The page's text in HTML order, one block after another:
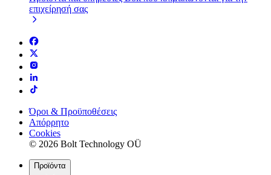
επιχείρησή σας
Όροι & Προϋποθέσεις
Απόρρητο
Cookies
© 2026 Bolt Technology OÜ
Προϊόντα